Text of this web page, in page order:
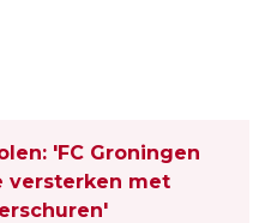
'FC Groningen
versterken met